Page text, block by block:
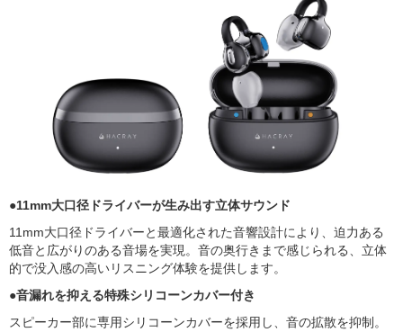
●11mm大口径ドライバーが生み出す立体サウンド
11mm大口径ドライバーと最適化された音響設計により、迫力ある
低音と広がりのある音場を実現。音の奥行きまで感じられる、立体
的で没入感の高いリスニング体験を提供します。
●音漏れを抑える特殊シリコーンカバー付き
スピーカー部に専用シリコーンカバーを採用し、音の拡散を抑制。